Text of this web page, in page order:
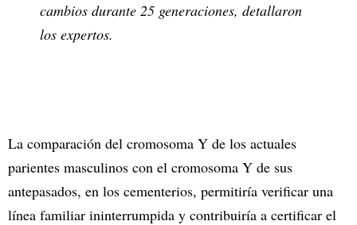
cambios durante 25 generaciones, detallaron
los expertos.
La comparación del cromosoma Y de los actuales
parientes masculinos con el cromosoma Y de sus
antepasados, en los cementerios, permitiría verificar una
línea familiar ininterrumpida y contribuiría a certificar el